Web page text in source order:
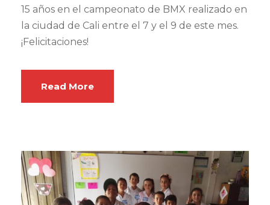
15 años en el campeonato de BMX realizado en
la ciudad de Cali entre el 7 y el 9 de este mes.
¡Felicitaciones!
Read More